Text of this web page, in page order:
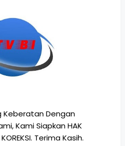
Keberatan Dengan
Kami Siapkan HAK
Terima Kasih.